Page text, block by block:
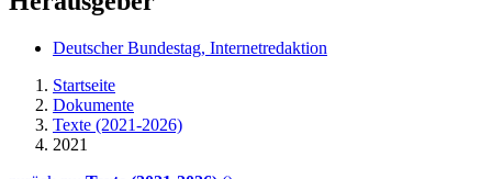
Deutscher Bundestag, Internetredaktion
Startseite
Dokumente
Texte (2021-2026)
2021